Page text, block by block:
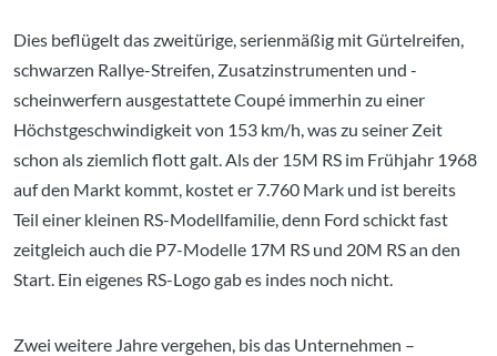
Dies beflügelt das zweitürige, serienmäßig mit Gürtelreifen,
schwarzen Rallye-Streifen, Zusatzinstrumenten und -
scheinwerfern ausgestattete Coupé immerhin zu einer
Höchstgeschwindigkeit von 153 km/h, was zu seiner Zeit
schon als ziemlich flott galt. Als der 15M RS im Frühjahr 1968
auf den Markt kommt, kostet er 7.760 Mark und ist bereits
Teil einer kleinen RS-Modellfamilie, denn Ford schickt fast
zeitgleich auch die P7-Modelle 17M RS und 20M RS an den
Start. Ein eigenes RS-Logo gab es indes noch nicht.
Zwei weitere Jahre vergehen, bis das Unternehmen –